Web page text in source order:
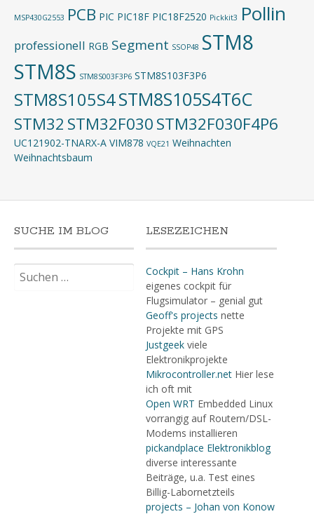
MSP430G2553 PCB PIC PIC18F PIC18F2520 Pickkit3 Pollin
professionell RGB Segment SSOP48 STM8
STM8S STM8S003F3P6 STM8S103F3P6
STM8S105S4STM8S105S4T6C
STM32 STM32F030STM32F030F4P6
UC121902-TNARX-A VIM878 VQE21 Weihnachten
Weihnachtsbaum
SUCHE IM BLOG
nach:
LESEZEICHEN
Cockpit – Hans Krohn
eigenes cockpit für
Flugsimulator – genial gut
Geoff's projects nette
Projekte mit GPS
Justgeekviele
Elektronikprojekte
Mikrocontroller.netHier lese
ich oft mit
Open WRT Embedded Linux
vorrangig auf Routern/DSL-
Modems installieren
pickandplace Elektronikblog
diverse interessante
Beiträge, u.a. Test eines
Billig-Labornetzteils
projects – Johan von Konow